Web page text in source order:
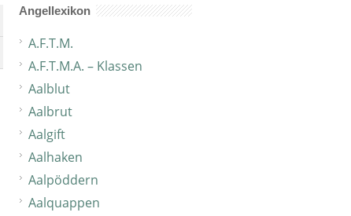
Angellexikon
A.F.T.M.
A.F.T.M.A. – Klassen
Aalblut
Aalbrut
Aalgift
Aalhaken
Aalpöddern
Aalquappen